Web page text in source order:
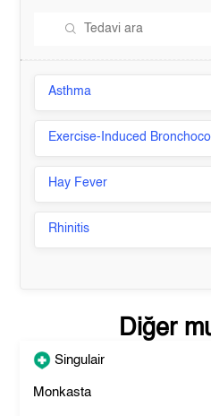
Asthma
Exercise-Induced
Hay Fever
Rhinitis
Diğer
Singulair
Monkasta